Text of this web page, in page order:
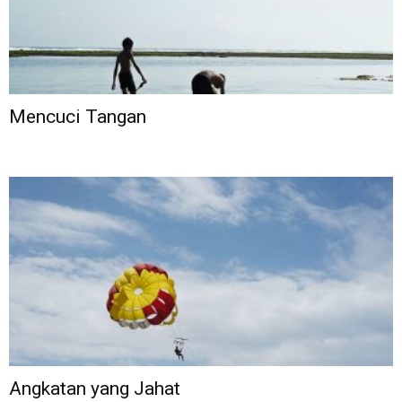
Mencuci Tangan
Angkatan yang Jahat